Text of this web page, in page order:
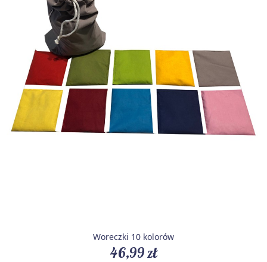
Woreczki 10 kolorów
46,99 zł